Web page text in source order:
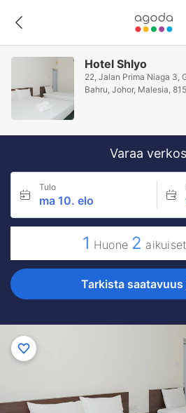
Hotel Shlyo
22, Jalan Prima Niaga 3,
Bahru, Johor, Malesia,
Varaa
Tulo
ma 10. elo
1 Huone 2 aikuiset
Tarkista